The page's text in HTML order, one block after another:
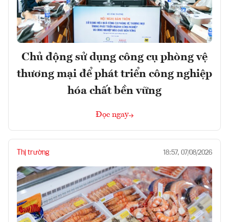
Chủ động sử dụng công cụ phòng vệ
thương mại để phát triển công nghiệp
hóa chất bền vững
Đọc ngay
Thị trường 18:57, 07/08/2026